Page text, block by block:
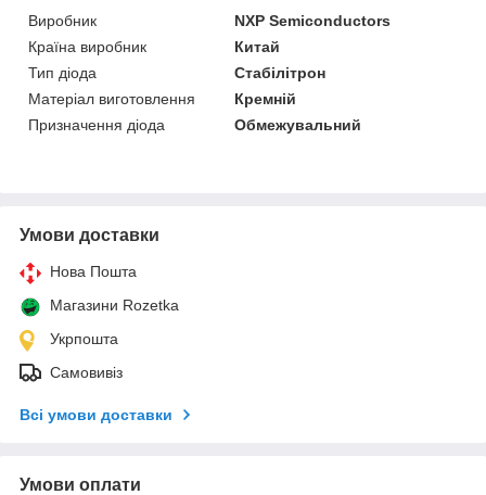
Виробник
NXP Semiconductors
Країна виробник
Китай
Тип діода
Стабілітрон
Матеріал виготовлення
Кремній
Призначення діода
Обмежувальний
Умови доставки
Нова Пошта
Магазини Rozetka
Укрпошта
Самовивіз
Всі умови доставки
Умови оплати